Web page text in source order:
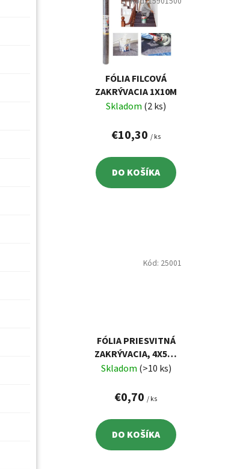
FÓLIA FILCOVÁ
ZAKRÝVACIA 1X10M
Skladom (2 ks)
€10,30 / ks
DO KOŠÍKA
FÓLIA PRIESVITNÁ
ZAKRÝVACIA, 4X5M,
HRÚBKA 0,007MM
Skladom (>10 ks)
€0,70/ ks
DO KOŠÍKA
Kód: 25001